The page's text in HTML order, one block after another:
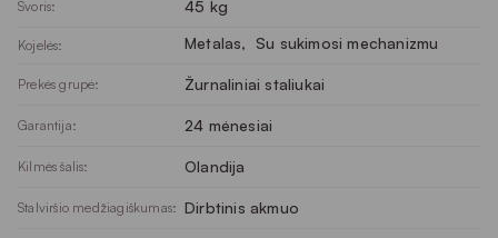
Svoris: 45 kg
Kojelės: Metalas, Su sukimosi mechanizmu
Prekės grupė: Žurnaliniai staliukai
Garantija: 24 mėnesiai
Kilmės šalis: Olandija
Stalviršio medžiagiškumas: Dirbtinis akmuo